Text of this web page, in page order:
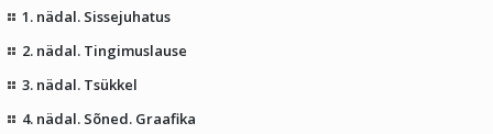
1. nädal. Sissejuhatus
2. nädal. Tingimuslause
3. nädal. Tsükkel
4. nädal. Sõned. Graafika